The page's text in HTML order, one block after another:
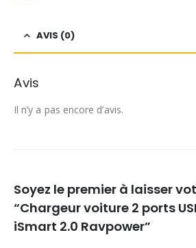
AVIS (0)
Avis
Il n’y a pas encore d’avis.
Soyez le premier à laisser
“Chargeur voiture 2 ports
iSmart 2.0 Ravpower”